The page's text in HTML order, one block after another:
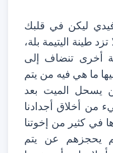
ليكن في قلبك
طينة اليتيمة بلة،
أخرى تنضاف إلى
ما هي فيه من يتم
يسحل الميت بعد
من أخلاق أجدادنا
في كثير من إخوتنا
يحجزهم عن يتم